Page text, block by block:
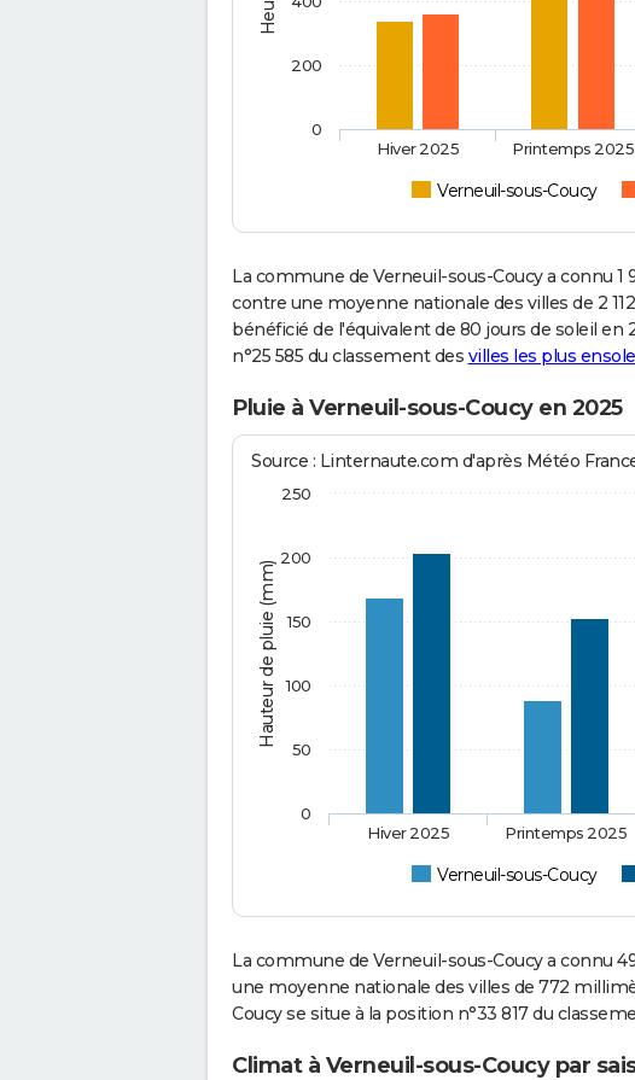
Verneuil-sous-Coucy
Hiver 2025 Printemps 2025
0
200
La commune de Verneuil-sous-Coucy a connu
contre une moyenne nationale des villes de 2
bénéficié de l'équivalent de 80 jours de soleil
n°25 585 du classement des villes les plus
Pluie à Verneuil-sous-Coucy en 2025
Hauteur de pluie (mm)
Source : Linternaute.com d'après Météo
Verneuil-sous-Coucy
Hiver 2025 Printemps 2025
0
50
100
150
200
250
La commune de Verneuil-sous-Coucy a connu
une moyenne nationale des villes de 772
Coucy se situe à la position n°33 817 du
Climat à Verneuil-sous-Coucy par